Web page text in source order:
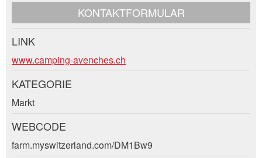
* Eingabe erforderlich
Zur Qualitätssicherung wird eine Kopie der E-Mail
an guidle übermittelt.
NACHRICHT SENDEN
Schliessen
PLZ / Ort *:
E-Mail *:
Telefon *:
KONTAKTFORMULAR
Kontakt
Verfassen Sie eine Nachricht für die
Kontaktpersonen dieser Anzeige.
LINK
www.camping-avenches.ch
KATEGORIE
Markt
WEBCODE
farm.myswitzerland.com/DM1Bw9